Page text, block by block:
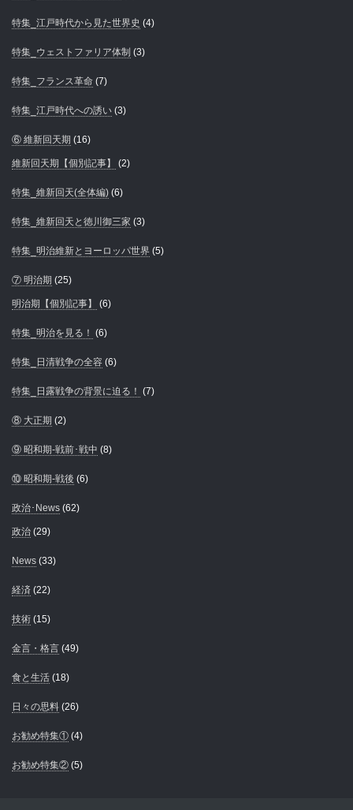
特集_江戸時代から見た世界史 (4)
特集_ウェストファリア体制 (3)
特集_フランス革命 (7)
特集_江戸時代への誘い (3)
⑥ 維新回天期 (16)
維新回天期【個別記事】 (2)
特集_維新回天(全体編) (6)
特集_維新回天と徳川御三家 (3)
特集_明治維新とヨーロッパ世界 (5)
⑦ 明治期 (25)
明治期【個別記事】 (6)
特集_明治を見る！ (6)
特集_日清戦争の全容 (6)
特集_日露戦争の背景に迫る！ (7)
⑧ 大正期 (2)
⑨ 昭和期-戦前･戦中 (8)
⑩ 昭和期-戦後 (6)
政治･News (62)
政治 (29)
News (33)
経済 (22)
技術 (15)
金言・格言 (49)
食と生活 (18)
日々の思料 (26)
お勧め特集① (4)
お勧め特集② (5)